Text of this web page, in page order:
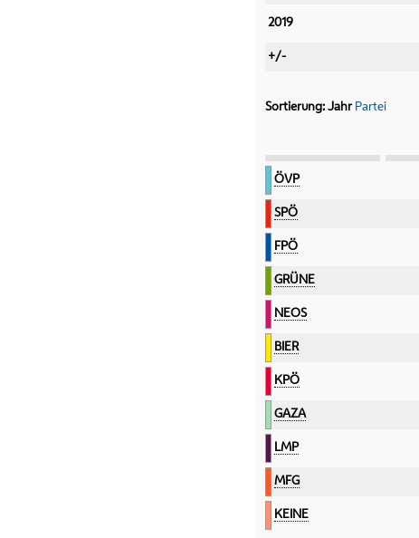
2019
+/-
Sortierung: Jahr Partei
ÖVP
SPÖ
FPÖ
GRÜNE
NEOS
BIER
KPÖ
GAZA
LMP
MFG
KEINE